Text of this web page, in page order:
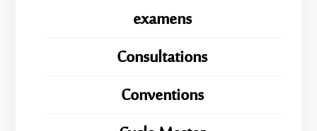
examens
Consultations
Conventions